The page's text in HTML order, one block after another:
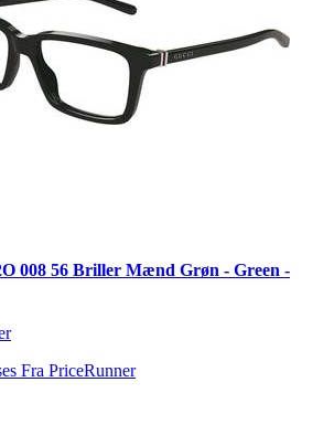
008 56 Briller Mænd Grøn - Green -
Fra PriceRunner